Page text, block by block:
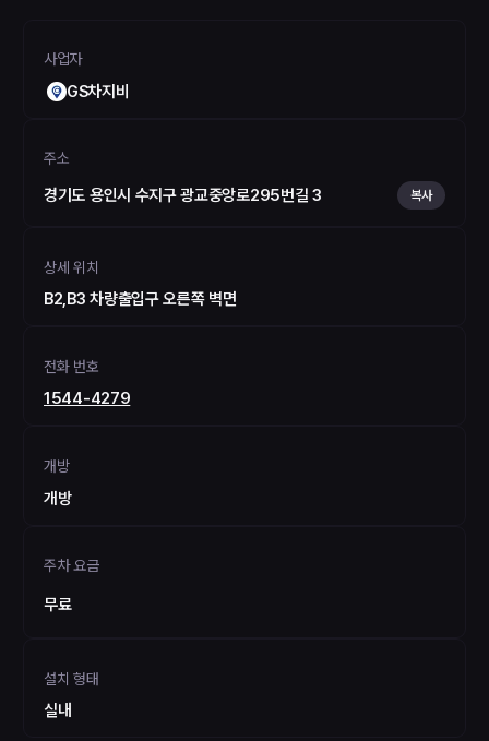
사업자
GS차지비
주소
경기도 용인시 수지구 광교중앙로295번길 3 복사
상세 위치
B2,B3 차량출입구 오른쪽 벽면
전화 번호
1544-4279
개방
개방
주차 요금
무료
설치 형태
실내